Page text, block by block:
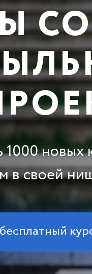
1000 новых
в своей